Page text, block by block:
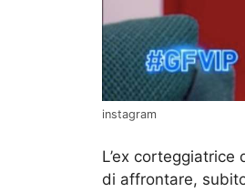
instagram
L’ex
di affrontare,